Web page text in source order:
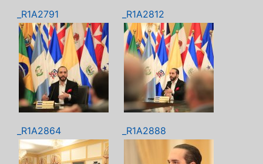
_R1A2791 _R1A2812
_R1A2864 _R1A2888